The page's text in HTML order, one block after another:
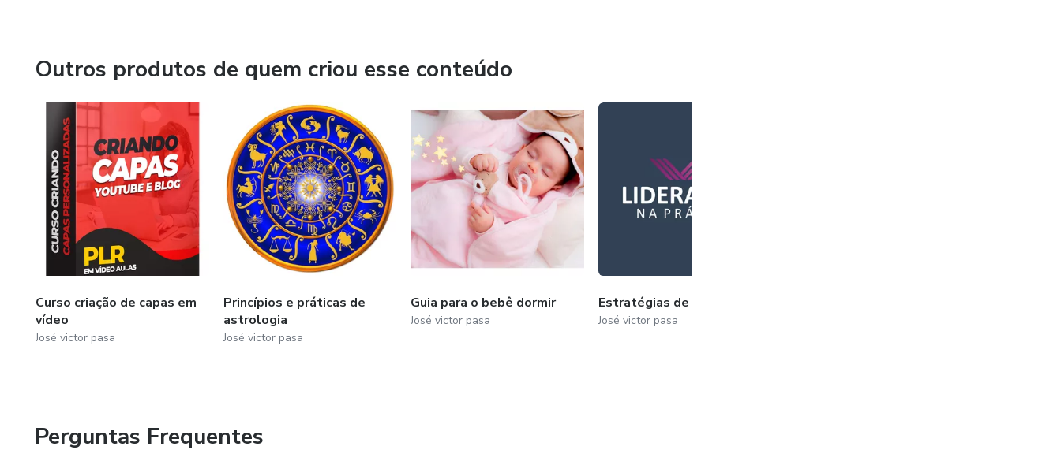
Outros produtos de quem criou esse conteúdo
Curso criação de capas em
vídeo
José victor pasa
Princípios e práticas de
astrologia
José victor pasa
Guia para o bebê dormir
José victor pasa
Estratégias de liderança
José victor pasa
Perguntas Frequentes